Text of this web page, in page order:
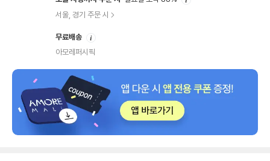
서울, 경기 주문 시
무료배송
아모레퍼시픽